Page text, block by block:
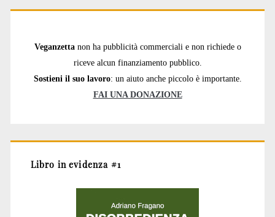
Veganzetta non ha pubblicità commerciali e non richiede o
riceve alcun finanziamento pubblico.
Sostieni il suo lavoro: un aiuto anche piccolo è importante.
FAI UNA DONAZIONE
Libro in evidenza #1